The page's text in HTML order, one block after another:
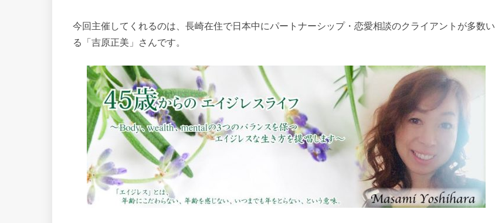
今回主催してくれるのは、長崎在住で日本中にパートナーシップ・恋愛相談のクライアントが多数い
る「吉原正美」さんです。